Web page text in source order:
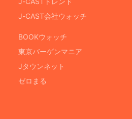
J-CAST会社ウォッチ
BOOKウォッチ
東京バーゲンマニア
Jタウンネット
ゼロまる